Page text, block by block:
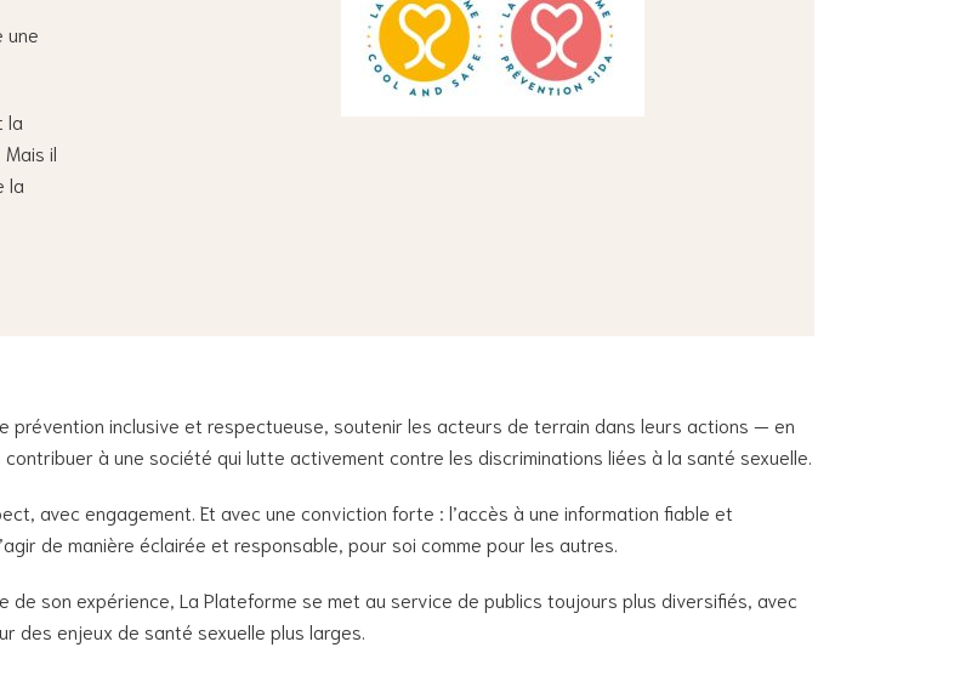
une
la
il
la
prévention inclusive et respectueuse, soutenir les acteurs de terrain dans leurs actions — en
à une société qui lutte activement contre les discriminations liées à la santé sexuelle.
avec engagement. Et avec une conviction forte : l’accès à une information fiable et
de manière éclairée et responsable, pour soi comme pour les autres.
de son expérience, La Plateforme se met au service de publics toujours plus diversifiés, avec
des enjeux de santé sexuelle plus larges.